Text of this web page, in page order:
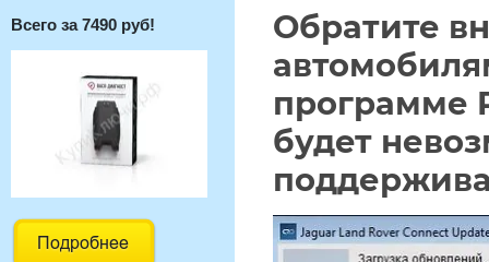
Всего за 7490 руб!
Обратите
программе
будет